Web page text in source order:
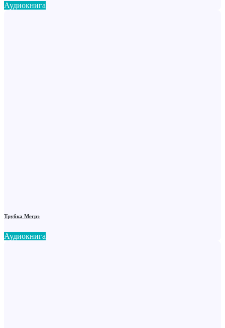
Аудиокнига
Трубка Мегрэ
Аудиокнига